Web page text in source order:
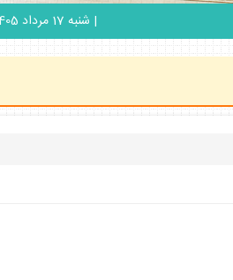
| شنبه 17 مرداد 1405